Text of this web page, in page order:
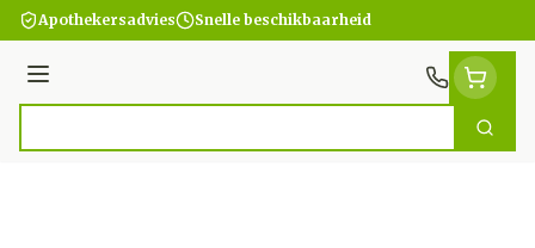
Ga naar de inhoud
Apothekersadvies Snelle beschikbaarheid
Menu
Zoek